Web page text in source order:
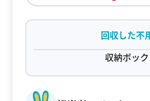
回収した不
収納ボッ